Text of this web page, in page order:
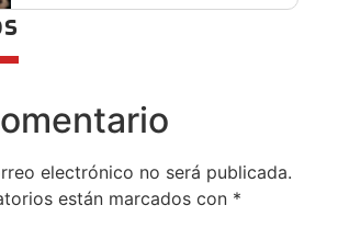
electrónico no será publicada.
están marcados con *